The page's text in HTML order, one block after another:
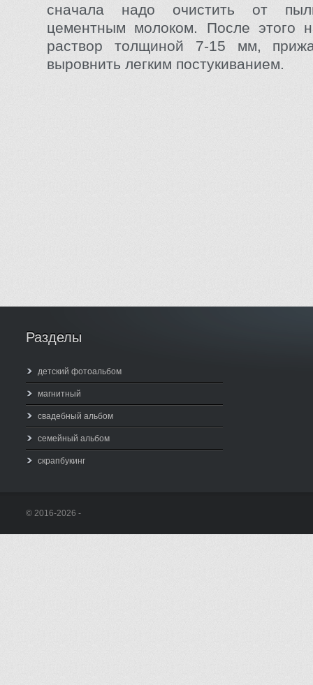
сначала надо очистить от
цементным молоком. После этого
раствор толщиной 7-15 мм,
выровнить легким постукиванием.
Разделы
детский фотоальбом
магнитный
свадебный альбом
семейный альбом
скрапбукинг
© 2016-2026 -